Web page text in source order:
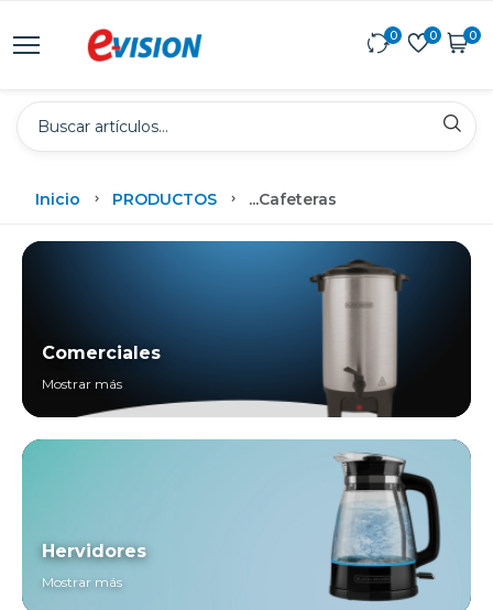
0 0 0
Inicio PRODUCTOS ...Cafeteras
Comerciales
Mostrar más
Hervidores
Mostrar más